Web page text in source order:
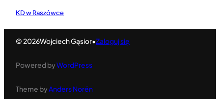
KD w Raszówce
© 2026Wojciech Gąsior•Zaloguj się
Powered byWordPress
Theme byAnders Norén